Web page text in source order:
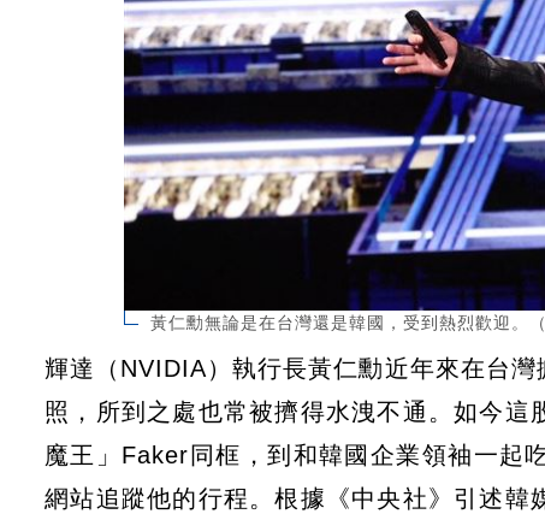
黃仁勳無論是在台灣還是韓國，受到熱烈歡迎。
輝達（NVIDIA）執行長黃仁勳近年來在台
照，所到之處也常被擠得水洩不通。如今
魔王」Faker同框，到和韓國企業領袖一起
網站追蹤他的行程。根據《中央社》引述